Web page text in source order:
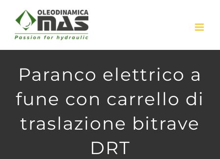
content
Paranco elettrico a
fune con carrello di
traslazione bitrave
DRT